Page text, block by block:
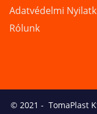
Adatvédelmi
Rólunk
© 2021 - TomaPlast